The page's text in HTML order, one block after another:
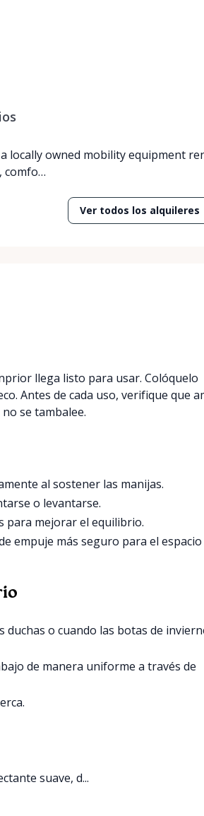
locally owned mobility equipment
comfo…
Ver todos los alquileres
llega listo para usar. Colóquelo
Antes de cada uso, verifique que
se tambalee.
al sostener las manijas.
o levantarse.
para mejorar el equilibrio.
empuje más seguro para el espacio
duchas o cuando las botas de
de manera uniforme a través de
suave, d...